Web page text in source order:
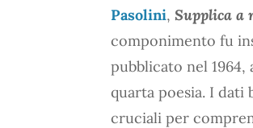
Pasolini, Supplica a
componimento fu
pubblicato nel 1964,
quarta poesia. I dati
cruciali per